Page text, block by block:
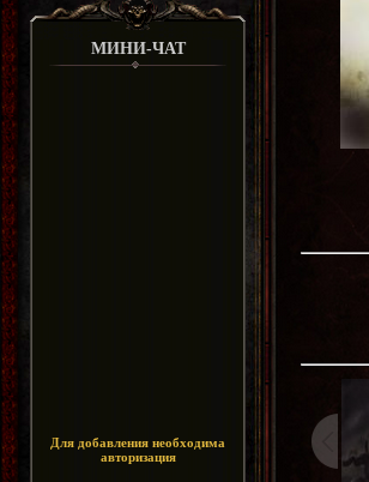
МИНИ-ЧАТ
Для добавления необходима
авторизация